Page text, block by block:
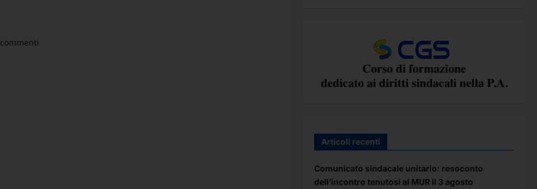
Articoli recenti
Comunicato sindacale unitario: resoconto
dell’incontro tenutosi al MUR il 3 agosto